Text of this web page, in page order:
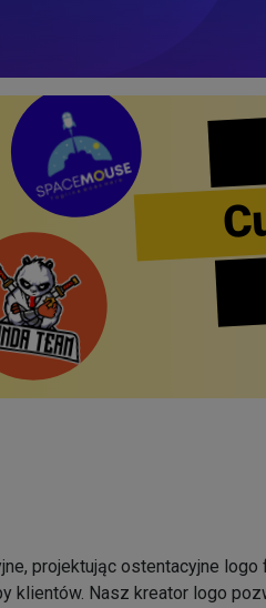
projektując ostentacyjne
Nasz kreator logo